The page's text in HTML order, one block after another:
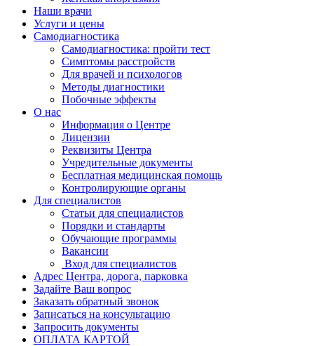
Наши врачи
Услуги и цены
Самодиагностика
Самодиагностика: пройти тест
Симптомы расстройств
Для врачей и психологов
Методы диагностики
Побочные эффекты
О нас
Информация о Центре
Лицензии
Реквизиты Центра
Учредительные документы
Бесплатная медицинская помощь
Контролирующие органы
Для специалистов
Статьи для специалистов
Порядки и стандарты
Обучающие программы
Вакансии
Вход для специалистов
Адрес Центра, дорога, парковка
Задайте Ваш вопрос
Заказать обратный звонок
Записаться на консультацию
Запросить документы
ОПЛАТА КАРТОЙ